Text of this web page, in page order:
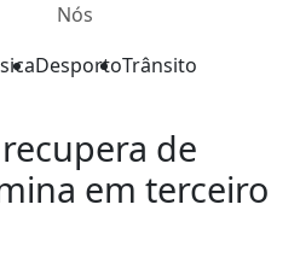
Nós
DesportoTrânsito
de
em terceiro